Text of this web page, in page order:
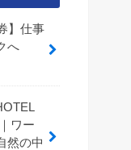
】仕事
へ
ワー
然の中